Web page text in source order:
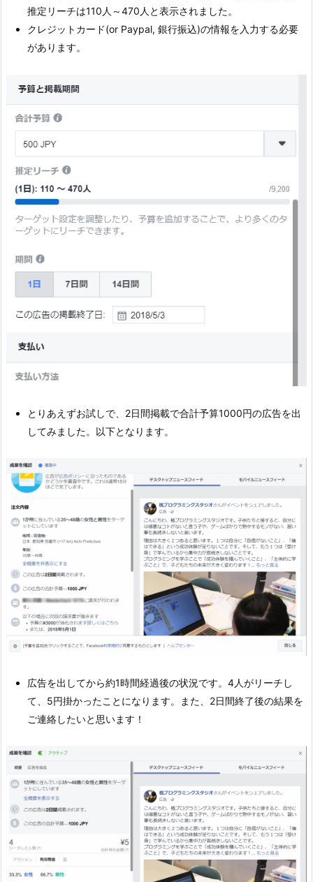
推定リーチは110人～470人と表示されました。
クレジットカード(or Paypal, 銀行振込)の情報を入力する必要
があります。
とりあえずお試しで、2日間掲載で合計予算1000円の広告を出
してみました。以下となります。
広告を出してから約1時間経過後の状況です。4人がリーチし
て、5円掛かったことになります。また、2日間終了後の結果を
ご連絡したいと思います！